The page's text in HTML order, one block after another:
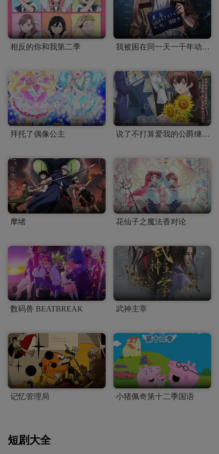
相反的你和我第二季 我被困在同一天一千年动态漫画
拜托了偶像公主 说了不打算爱我的公爵继承人，不知为何对我宠爱有加
摩绪 花仙子之魔法香对论
数码兽 BEATBREAK 武神主宰
记忆管理局 小猪佩奇第十二季国语
短剧大全